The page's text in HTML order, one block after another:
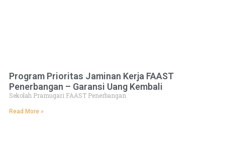
Program Prioritas Jaminan Kerja FAAST
Penerbangan – Garansi Uang Kembali
Sekolah Pramugari FAAST Penerbangan
Read More »